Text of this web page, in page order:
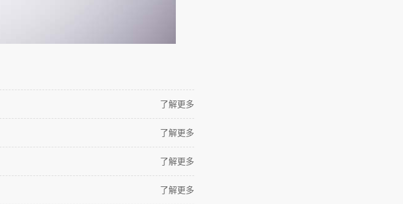
了解更多
了解更多
了解更多
了解更多